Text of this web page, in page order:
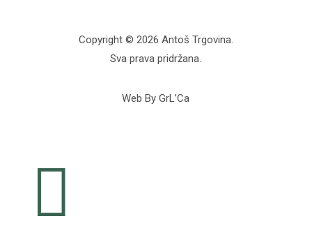
Copyright © 2026 Antoš Trgovina.
Sva prava pridržana.
Web By GrL’Ca
